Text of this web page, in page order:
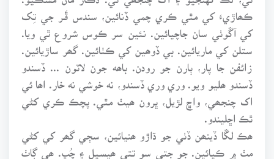
ڪھاڙيءَ کي مٿي ڪري چمي ڏنائين، سندس ڦَـر جي تِک
کي آڱوٺي سان جاچيائين. نئين سر ڪوس شروع ٿي ويا.
ستلن کي ماريائين. بي ڏوھين کي ڪٺائين. گھر ساڙيائين.
زائفن جا پار، ٻارن جو رودن. باھه جون لاٽون ... ڏسندو
ڏسندو ھليو ويو. وري وري ڏسندو، نه خوشي نه خار. اھا ئي
اک چنجھي، واڇ لڙيل، ڀرون ھيٺ مٿي. پچڪ ڪري کڻي
ٿڪ اڇليندو.
ھڪ لڱا ڏينھن ڏٺي جو ڌاڙو ھنيائين، سڄي گھر کي کڻي
مٺ ۾ ڪيائين. جو جتي سو تتي ھيسيل ۽ چُپ. ھي ڳاٺ